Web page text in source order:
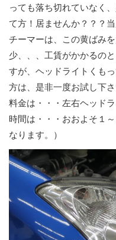
っても落ち切れていなく
て方！居ませんか？？？
チーマーは、この黄ばみ
少、、、工賃がかかるの
すが、ヘッドライトくも
方は、是非一度お試し下さ
料金は・・・左右ヘッ
時間は・・・おおよそ１
なります。）